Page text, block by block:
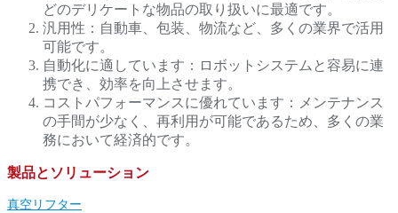
どのデリケートな物品の取り扱いに最適です。
汎用性：自動車、包装、物流など、多くの業界で活用
可能です。
自動化に適しています：ロボットシステムと容易に連
携でき、効率を向上させます。
コストパフォーマンスに優れています：メンテナンス
の手間が少なく、再利用が可能であるため、多くの業
務において経済的です。
製品とソリューション
真空リフター